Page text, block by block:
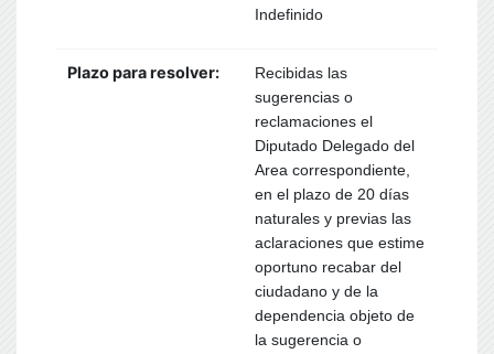
Indefinido
Plazo para resolver:
Recibidas las
sugerencias o
reclamaciones el
Diputado Delegado del
Area correspondiente,
en el plazo de 20 días
naturales y previas las
aclaraciones que estime
oportuno recabar del
ciudadano y de la
dependencia objeto de
la sugerencia o